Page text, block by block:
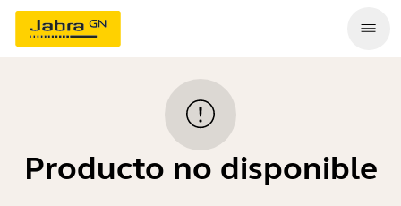
Producto no disponible